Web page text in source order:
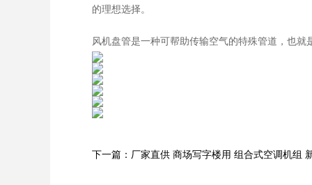
的理想选择。
风机盘管是一种可帮助传输空气的特殊管道，也
下一篇：厂家直供 商场写字楼用 组合式空调机组